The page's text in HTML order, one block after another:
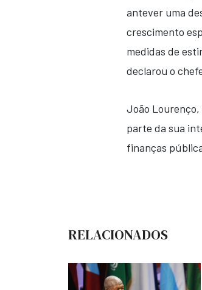
antever uma
crescimento
medidas de
declarou o
João
parte da sua
finanças
RELACIONADOS